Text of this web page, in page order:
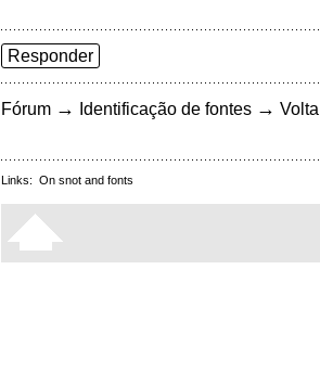
Responder
Fórum → Identificação de fontes →
Links: On snot and fonts